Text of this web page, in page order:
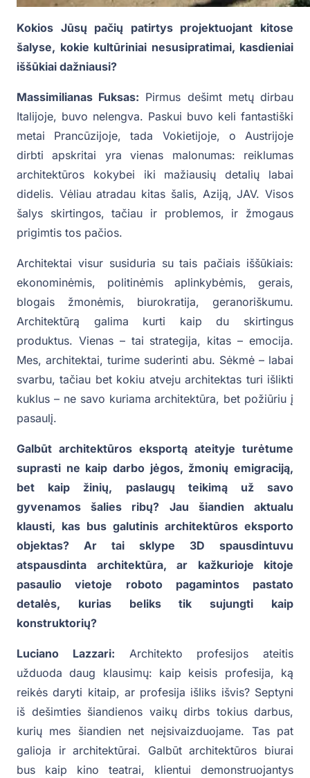
Kokios Jūsų pačių patirtys projektuojant kitose
šalyse, kokie kultūriniai nesusipratimai, kasdieniai
iššūkiai dažniausi?
Massimilianas Fuksas: Pirmus dešimt metų dirbau
Italijoje, buvo nelengva. Paskui buvo keli fantastiški
metai Prancūzijoje, tada Vokietijoje, o Austrijoje
dirbti apskritai yra vienas malonumas: reiklumas
architektūros kokybei iki mažiausių detalių labai
didelis. Vėliau atradau kitas šalis, Aziją, JAV. Visos
šalys skirtingos, tačiau ir problemos, ir žmogaus
prigimtis tos pačios.
Architektai visur susiduria su tais pačiais iššūkiais:
ekonominėmis, politinėmis aplinkybėmis, gerais,
blogais žmonėmis, biurokratija, geranoriškumu.
Architektūrą galima kurti kaip du skirtingus
produktus. Vienas – tai strategija, kitas – emocija.
Mes, architektai, turime suderinti abu. Sėkmė – labai
svarbu, tačiau bet kokiu atveju architektas turi išlikti
kuklus – ne savo kuriama architektūra, bet požiūriu į
pasaulį.
Galbūt architektūros eksportą ateityje turėtume
suprasti ne kaip darbo jėgos, žmonių emigraciją,
bet kaip žinių, paslaugų teikimą už savo
gyvenamos šalies ribų? Jau šiandien aktualu
klausti, kas bus galutinis architektūros eksporto
objektas? Ar tai sklype 3D spausdintuvu
atspausdinta architektūra, ar kažkurioje kitoje
pasaulio vietoje roboto pagamintos pastato
detalės, kurias beliks tik sujungti kaip
konstruktorių?
Luciano Lazzari: Architekto profesijos ateitis
užduoda daug klausimų: kaip keisis profesija, ką
reikės daryti kitaip, ar profesija išliks išvis? Septyni
iš dešimties šiandienos vaikų dirbs tokius darbus,
kurių mes šiandien net neįsivaizduojame. Tas pat
galioja ir architektūrai. Galbūt architektūros biurai
bus kaip kino teatrai, klientui demonstruojantys